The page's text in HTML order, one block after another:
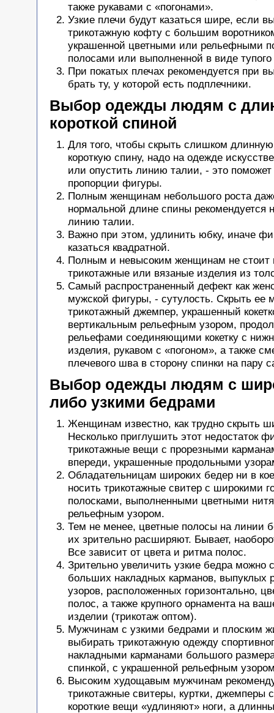
также рукавами с «погонами».
Узкие плечи будут казаться шире, если
трикотажную кофту с большим
украшенной цветными или рельефными
полосами или выполненной в виде тупого
При покатых плечах рекомендуется при
брать ту, у которой есть подплечники.
Выбор одежды людям с
короткой спиной
Для того, чтобы скрыть слишком
короткую спину, надо на одежде
или опустить линию талии, - это поможет
пропорции фигуры.
Полным женщинам небольшого роста
нормальной длине спины рекомендуется
линию талии.
Важно при этом, удлинить юбку, иначе
казаться квадратной.
Полным и невысоким женщинам не стоит
трикотажные или вязаные изделия из
Самый распространенный дефект как
мужской фигуры, - сутулость. Скрыть ее
трикотажный джемпер, украшенный
вертикальным рельефным узором,
рельефами соединяющими кокетку с
изделия, рукавом с «погоном», а также
плечевого шва в сторону спинки на пару
Выбор одежды людям с
либо узкими бедрами
Женщинам известно, как трудно скрыть
Несколько приглушить этот недостаток
трикотажные вещи с прорезными
впереди, украшенные продольными
Обладательницам широких бедер ни в
носить трикотажные свитер с широкими
полосками, выполненными цветными
рельефным узором.
Тем не менее, цветные полосы на линии
их зрительно расширяют. Бывает,
Все зависит от цвета и ритма полос.
Зрительно увеличить узкие бедра
больших накладных карманов, выпуклых
узоров, расположенных горизонтально,
полос, а также крупного орнамента на
изделии (трикотаж оптом).
Мужчинам с узкими бедрами и плоским
выбирать трикотажную одежду
накладными карманами большого
спинкой, с украшенной рельефным узором
Высоким худощавым мужчинам
трикотажные свитеры, куртки, джемперы
короткие вещи «удлиняют» ноги, а